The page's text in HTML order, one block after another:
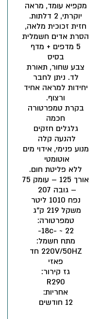
מקפיא עומד, מראה
יוקרתי, 2 דלתות.
חזית זכוכית מלאה,
הסרת אדים חשמלית
5 מדפים + מדף
בסיס
צבע שחור, תאורת
לד. ניתן לחבר
יחידות למראה אחיד
ורצוף.
בקרת טמפרטורה
חכמה
גלגלים חזקים
להנעה קלה
מנוע פנימי, אידוי מים
אוטומטי
ללא פליטת חום.
אורך 125 – עומק 75
– גובה 207
נפח 1010 ליטר
משקל 219 ק"ג
טמפרטורה:
22 ~ -18c-
מתח חשמל:
220V/50HZ חד
פאזי
גז קירור:
R290
אחריות:
12 חודשים